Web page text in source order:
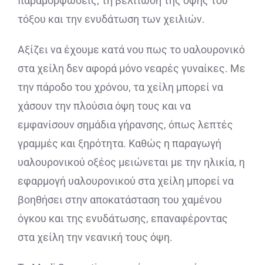
τόξου και την ενυδάτωση των χειλιών.
Αξίζει να έχουμε κατά νου πως το υαλουρονικό
στα χείλη δεν αφορά μόνο νεαρές γυναίκες. Με
την πάροδο του χρόνου, τα χείλη μπορεί να
χάσουν την πλούσια όψη τους και να
εμφανίσουν σημάδια γήρανσης, όπως λεπτές
γραμμές και ξηρότητα. Καθώς η παραγωγή
υαλουρονικού οξέος μειώνεται με την ηλικία, η
εφαρμογή υαλουρονικού στα χείλη μπορεί να
βοηθήσει στην αποκατάσταση του χαμένου
όγκου και της ενυδάτωσης, επαναφέροντας
στα χείλη την νεανική τους όψη.